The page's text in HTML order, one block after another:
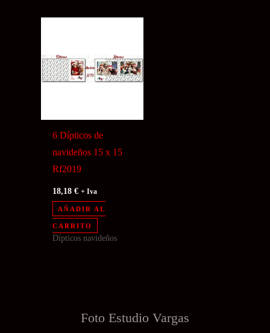
6 Dípticos de
navideños 15 x 15
Rf2019
18,18€ + Iva
AÑADIR AL
CARRITO
Dípticos navideños
Foto Estudio Vargas